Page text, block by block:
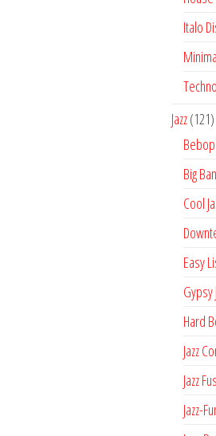
Italo
Techno
Jazz 121121
Bebop
Big
Cool
Easy
Gypsy
Hard
Jazz
Jazz
Jazz-